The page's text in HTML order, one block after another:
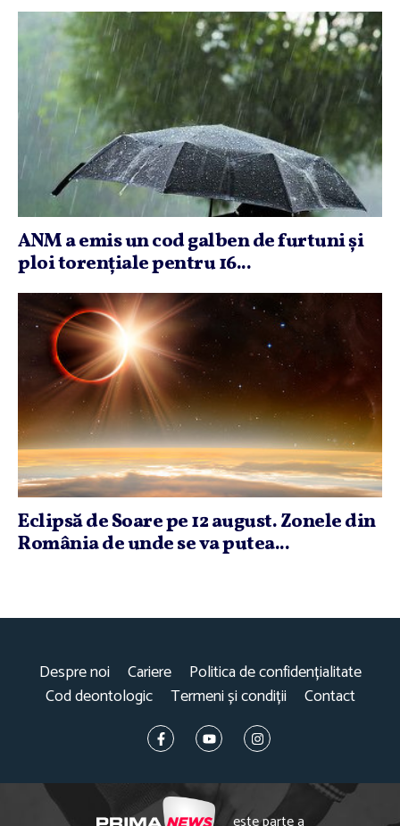
ANM a emis un cod galben de furtuni şi
ploi torenţiale pentru 16...
Eclipsă de Soare pe 12 august. Zonele din
România de unde se va putea...
Despre noi Cariere
Politica de confidențialitate
Cod deontologic
Termeni și condiții Contact